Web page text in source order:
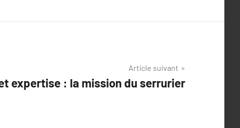
Article suivant
expertise : la mission du serrurier